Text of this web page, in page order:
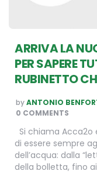
ARRIVA LA
PER SAPERE
RUBINETTO
POSTED
BY
byANTONIO
0 COMMENTS
Si chiama
di essere sempre
dell’acqua: dalla
della bolletta, fino